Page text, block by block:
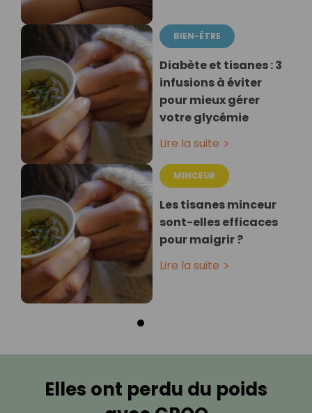
BIEN-ÊTRE
Diabète et tisanes : 3
infusions à éviter
pour mieux gérer
votre glycémie
Lire la suite
MINCEUR
Les tisanes minceur
sont-elles efficaces
pour maigrir ?
Lire la suite
Elles ont perdu du poids